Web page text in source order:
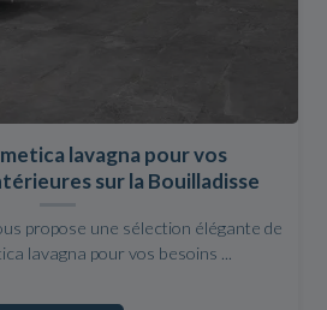
lavagna pour vos
sur la Bouilladisse
propose une sélection élégante de
lavagna pour vos besoins ...